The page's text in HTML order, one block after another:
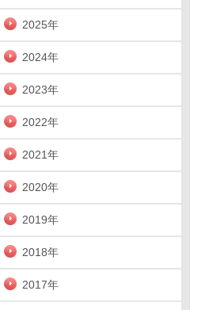
2025年
2024年
2023年
2022年
2021年
2020年
2019年
2018年
2017年